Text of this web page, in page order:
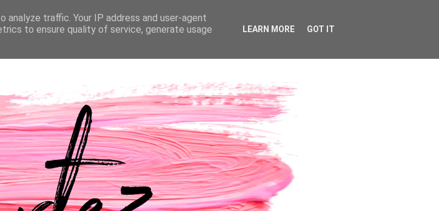
CASAMENTO
traffic. Your IP address and user-agent
to ensure quality of service, generate usage
LEARN MORE GOT IT